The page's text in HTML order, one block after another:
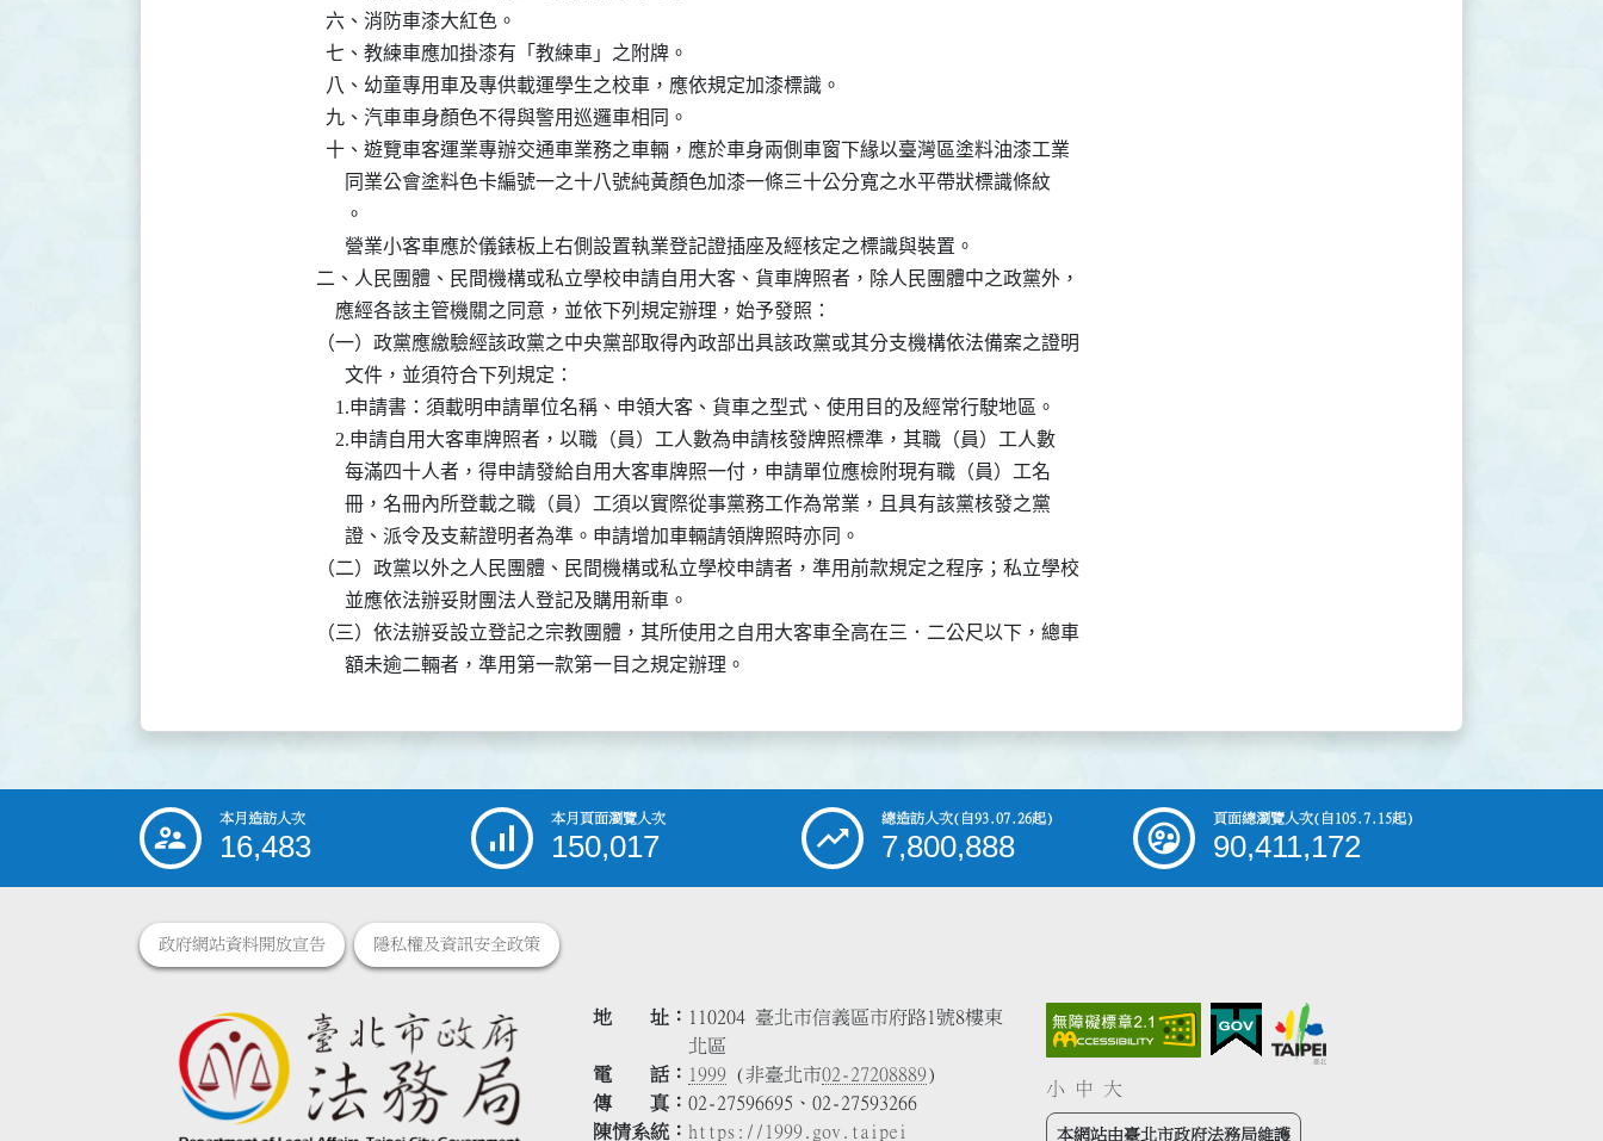
  六、消防車漆大紅色。
  七、教練車應加掛漆有「教練車」之附牌。
  八、幼童專用車及專供載運學生之校車，應依規定加漆標識。
  九、汽車車身顏色不得與警用巡邏車相同。
  十、遊覽車客運業專辦交通車業務之車輛，應於車身兩側車窗下緣以臺灣區塗料油漆工業
      同業公會塗料色卡編號一之十八號純黃顏色加漆一條三十公分寬之水平帶狀標識條紋
      。
      營業小客車應於儀錶板上右側設置執業登記證插座及經核定之標識與裝置。
二、人民團體、民間機構或私立學校申請自用大客、貨車牌照者，除人民團體中之政黨外，
    應經各該主管機關之同意，並依下列規定辦理，始予發照：
（一）政黨應繳驗經該政黨之中央黨部取得內政部出具該政黨或其分支機構依法備案之證明
      文件，並須符合下列規定：
    1.申請書：須載明申請單位名稱、申領大客、貨車之型式、使用目的及經常行駛地區。
    2.申請自用大客車牌照者，以職（員）工人數為申請核發牌照標準，其職（員）工人數
      每滿四十人者，得申請發給自用大客車牌照一付，申請單位應檢附現有職（員）工名
      冊，名冊內所登載之職（員）工須以實際從事黨務工作為常業，且具有該黨核發之黨
      證、派令及支薪證明者為準。申請增加車輛請領牌照時亦同。
（二）政黨以外之人民團體、民間機構或私立學校申請者，準用前款規定之程序；私立學校
      並應依法辦妥財團法人登記及購用新車。
（三）依法辦妥設立登記之宗教團體，其所使用之自用大客車全高在三．二公尺以下，總車
::: 本月造訪人次
16,483
本月頁面瀏覽人次
150,017
總造訪人次(自93.07.26起)
7,800,888
頁面總瀏覽人次(自105.7.15起)
90,411,172
政府網站資料開放宣告 隱私權及資訊安全政策
地 址
110204 臺北市信義區市府路1號8樓東
北區
電 話
1999 (非臺北市02-27208889)
傳 真
02-27596695、02-27593266
陳情系統
https://1999.gov.taipei
小 中 大
本網站由臺北市政府法務局維護